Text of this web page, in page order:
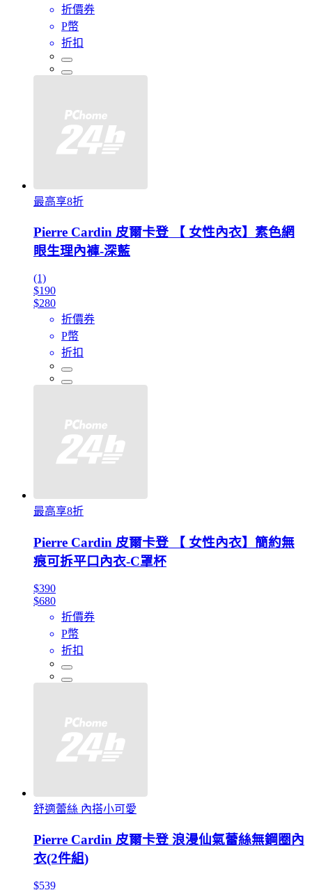
折價券
P幣
折扣
最高享8折
Pierre Cardin 皮爾卡登 【 女性內衣】素色網
眼生理內褲-深藍
(1)
$190
$280
折價券
P幣
折扣
最高享8折
Pierre Cardin 皮爾卡登 【 女性內衣】簡約無
痕可拆平口內衣-C罩杯
$390
$680
折價券
P幣
折扣
舒適蕾絲 內搭小可愛
Pierre Cardin 皮爾卡登 浪漫仙氣蕾絲無鋼圈內
衣(2件組)
$539